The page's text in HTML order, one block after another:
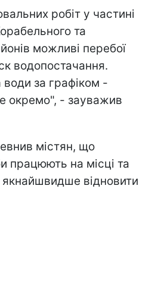
робіт у частині
та
можливі перебої
водопостачання.
за графіком -
окремо", - зауважив
містян, що
працюють на місці та
відновити